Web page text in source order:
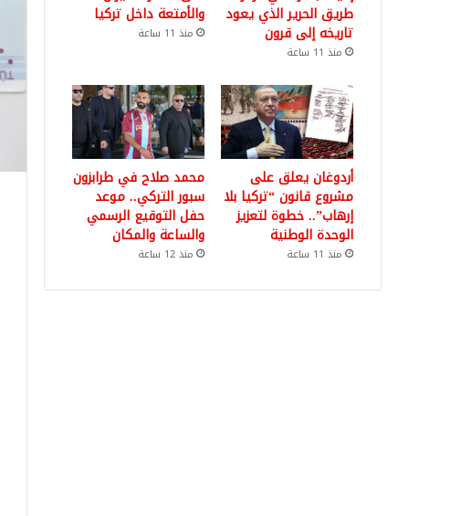
طريق الحرير الذي يعود
تاريخه إلى قرون
منذ 11 ساعة
والأمتعة داخل تركيا
منذ 11 ساعة
أردوغان يعلق على
مشروع قانون “تركيا بلا
إرهاب”.. خطوة لتعزيز
الوحدة الوطنية
منذ 11 ساعة
محمد صلاح في طرابزون
سبور التركي.. موعد
حفل التوقيع الرسمي
والساعة والمكان
منذ 12 ساعة